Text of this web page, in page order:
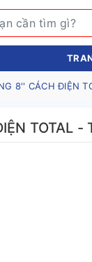
8'' CÁCH ĐIỆN
TOTAL -